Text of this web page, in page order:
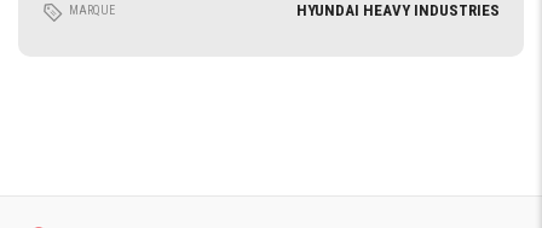
MARQUE HYUNDAI HEAVY INDUSTRIES